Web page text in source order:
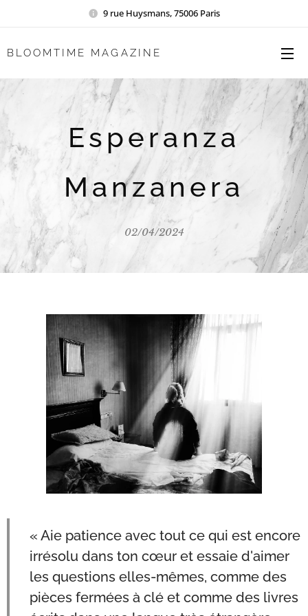
9 rue Huysmans, 75006 Paris
BLOOMTIME MAGAZINE
Esperanza
Manzanera
02/04/2024
« Aie patience avec tout ce qui est encore
irrésolu dans ton cœur et essaie d'aimer
les questions elles-mêmes, comme des
pièces fermées à clé et comme des livres